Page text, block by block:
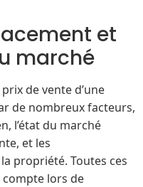
et
marché
de vente d’une
de nombreux facteurs,
l’état du marché
et les
propriété. Toutes ces
lors de